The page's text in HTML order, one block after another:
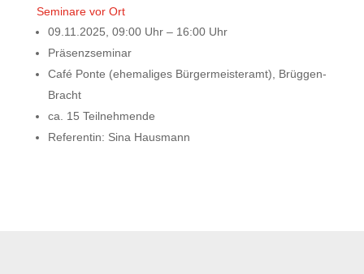
Seminare vor Ort
09.11.2025, 09:00 Uhr – 16:00 Uhr
Präsenzseminar
Café Ponte (ehemaliges Bürgermeisteramt), Brüggen-
Bracht
ca. 15 Teilnehmende
Referentin: Sina Hausmann